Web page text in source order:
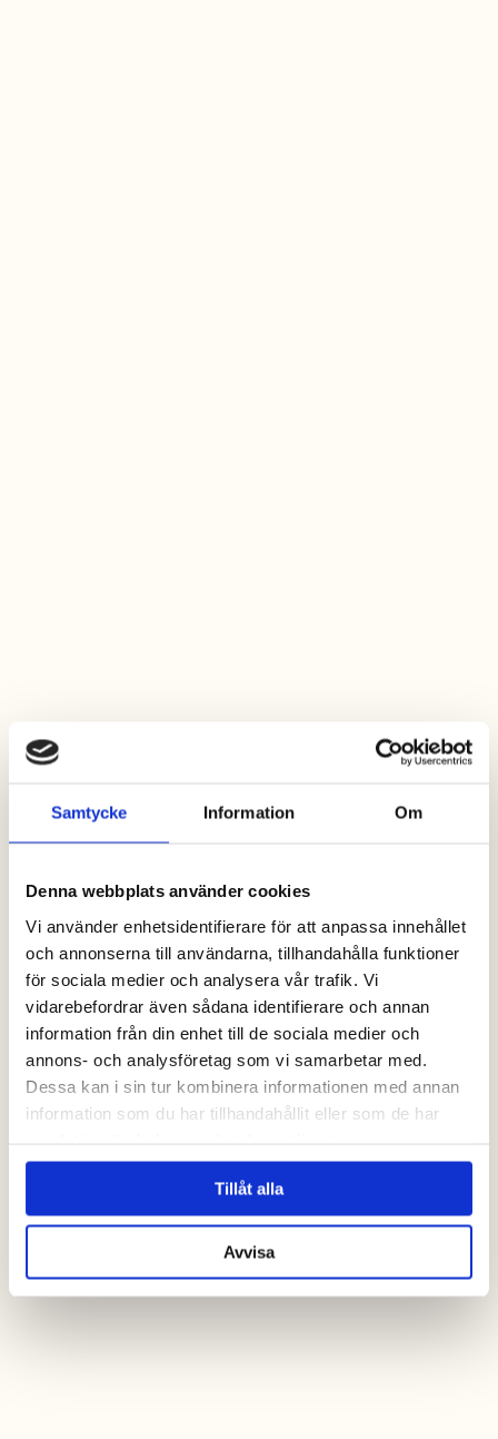
Samtycke Information Om
Denna webbplats använder cookies
Vi använder enhetsidentifierare för att anpassa innehållet
och annonserna till användarna, tillhandahålla funktioner
för sociala medier och analysera vår trafik. Vi
vidarebefordrar även sådana identifierare och annan
information från din enhet till de sociala medier och
annons- och analysföretag som vi samarbetar med.
Dessa kan i sin tur kombinera informationen med annan
information som du har tillhandahållit eller som de har
Tillåt alla
Avvisa